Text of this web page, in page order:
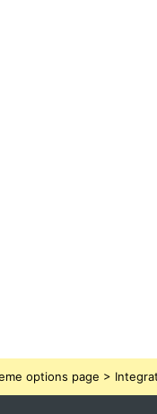
options page >